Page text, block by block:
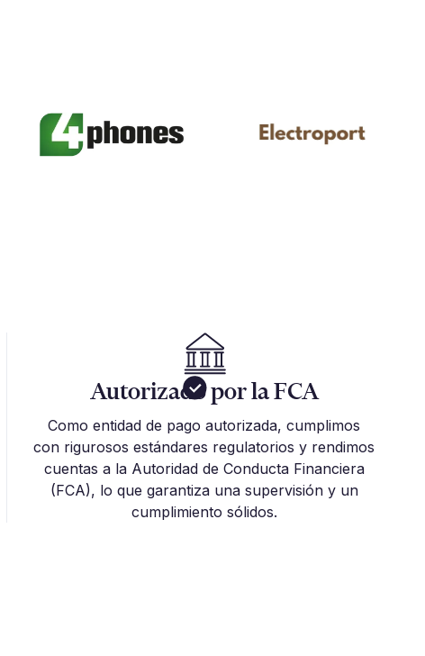
Autorizado por la FCA
Como entidad de pago autorizada, cumplimos
con rigurosos estándares regulatorios y rendimos
cuentas a la Autoridad de Conducta Financiera
(FCA), lo que garantiza una supervisión y un
cumplimiento sólidos.